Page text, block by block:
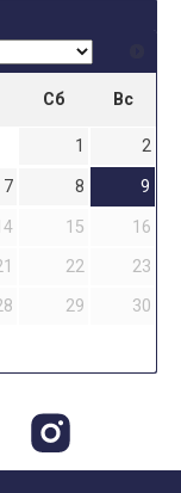
Сб Вс
1
2
7 8
9
15
16
22
23
29
30